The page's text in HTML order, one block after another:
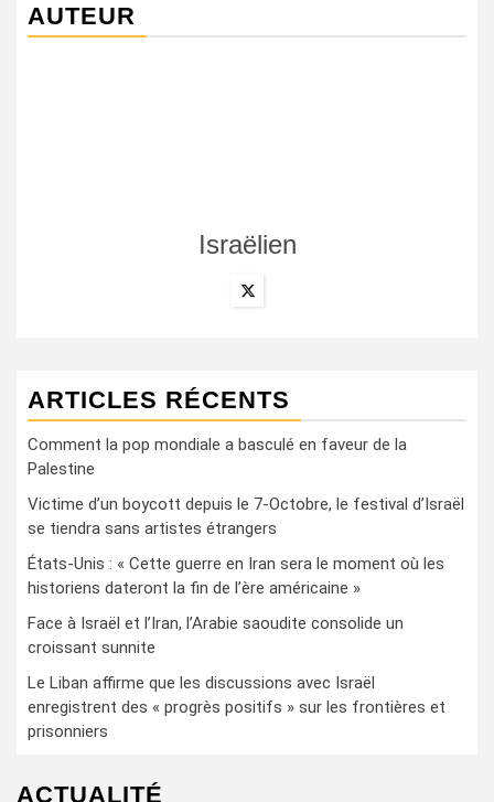
AUTEUR
Israëlien
ARTICLES RÉCENTS
Comment la pop mondiale a basculé en faveur de la
Palestine
Victime d’un boycott depuis le 7-Octobre, le festival d’Israël
se tiendra sans artistes étrangers
États-Unis : « Cette guerre en Iran sera le moment où les
historiens dateront la fin de l’ère américaine »
Face à Israël et l’Iran, l’Arabie saoudite consolide un
croissant sunnite
Le Liban affirme que les discussions avec Israël
enregistrent des « progrès positifs » sur les frontières et
prisonniers
ACTUALITÉ